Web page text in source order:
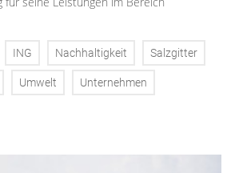
ING Nachhaltigkeit Salzgitter
Umwelt Unternehmen